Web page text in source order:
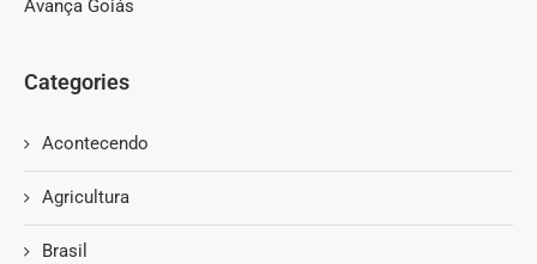
Avança Goiás
Categories
Acontecendo
Agricultura
Brasil